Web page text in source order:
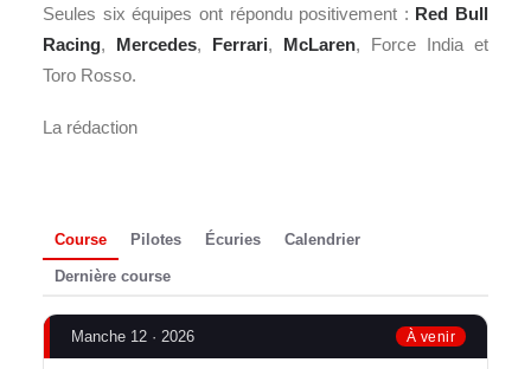
Seules six équipes ont répondu positivement : Red Bull
Racing, Mercedes, Ferrari, McLaren, Force India et
Toro Rosso.
La rédaction
Course Pilotes Écuries Calendrier
Dernière course
Manche 12 · 2026 À venir